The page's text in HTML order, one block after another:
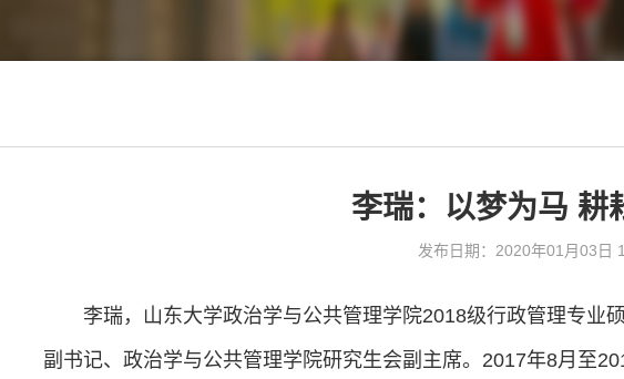
李瑞：以梦为马 耕
发布日期：2020年01月03日
李瑞，山东大学政治学与公共管理学院2018级行政管理专业
副书记、政治学与公共管理学院研究生会副主席。2017年8月至